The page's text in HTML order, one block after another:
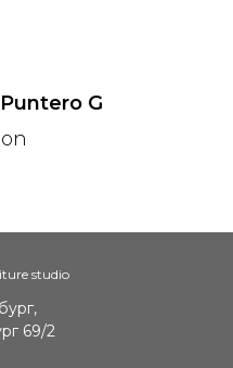
G
69/2
studio